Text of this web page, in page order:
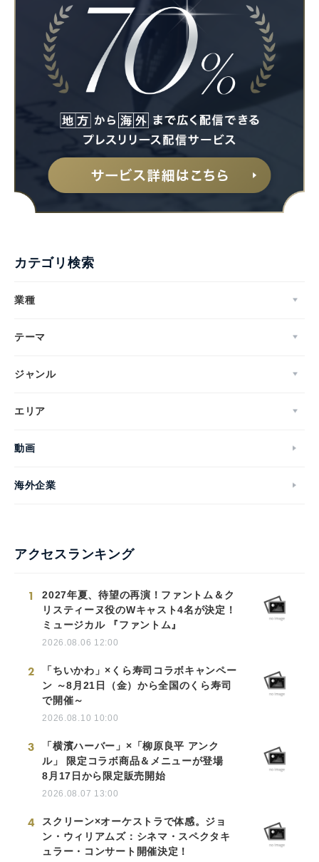
カテゴリ検索
業種
テーマ
ジャンル
エリア
動画
海外企業
アクセスランキング
1
2027年夏、待望の再演！ファントム＆ク
リスティーヌ役のWキャスト4名が決定！
ミュージカル 『ファントム』
2026.08.06 12:00
2
「ちいかわ」×くら寿司コラボキャンペー
ン ～8月21日（金）から全国のくら寿司
で開催～
2026.08.10 10:00
3
「横濱ハーバー」×「柳原良平 アンク
ル」 限定コラボ商品＆メニューが登場
8月17日から限定販売開始
2026.08.07 13:00
4
スクリーン×オーケストラで体感。ジョ
ン・ウィリアムズ：シネマ・スペクタキ
ュラー・コンサート開催決定！
Japanese
English